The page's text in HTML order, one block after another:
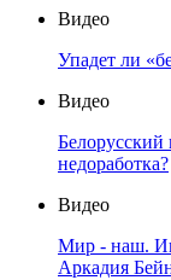
Видео
Упадет ли
Видео
Белорусский
недоработка?
Видео
Мир - наш.
Аркадия